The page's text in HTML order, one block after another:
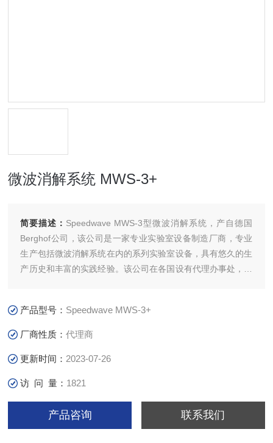
微波消解系统 MWS-3+
简要描述： Speedwave MWS-3型微波消解系统，产自德国
Berghof公司，该公司是一家专业实验室设备制造厂商，专业
生产包括微波消解系统在内的系列实验室设备，具有悠久的生
产历史和丰富的实践经验。该公司在各国设有代理办事处，并
氟乙烯材料）生产的基础上，综合了当今实验室样品处理的*
理念，而设计开发的具有*监控技术的微波样品处理系统。
产品型号： Speedwave MWS-3+
厂商性质：代理商
更新时间： 2023-07-26
访 问 量： 1821
产品咨询 联系我们